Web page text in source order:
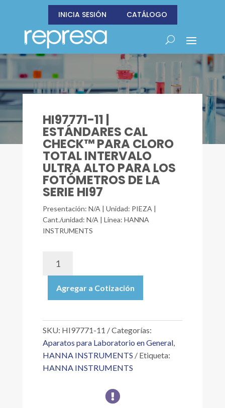
INICIA SESIÓN CATÁLOGO
HI97771-11 |
ESTÁNDARES CAL
CHECK™ PARA CLORO
TOTAL INTERVALO
ULTRA ALTO PARA LOS
FOTÓMETROS DE LA
SERIE HI97
Presentación: N/A | Unidad: PIEZA |
Cant./unidad: N/A | Línea: HANNA
INSTRUMENTS
ESTÁNDARES
CAL
PARA
TOTAL
INTERVALO
ULTRA
Agregar a Cotización
SKU: HI97771-11
Categorías:
Aparatos para Laboratorio en General,
HANNA INSTRUMENTS
Etiqueta:
HANNA INSTRUMENTS
